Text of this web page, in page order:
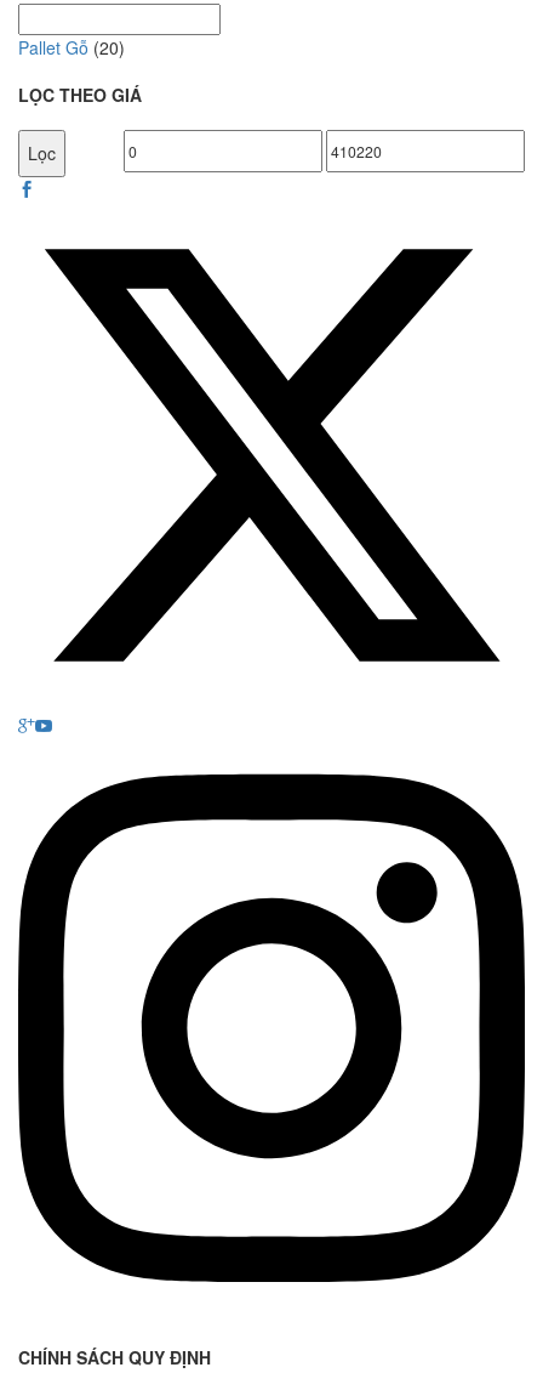
Pallet Gỗ (20)
LỌC THEO GIÁ
Giá
Giá
Lọc
CHÍNH SÁCH QUY ĐỊNH